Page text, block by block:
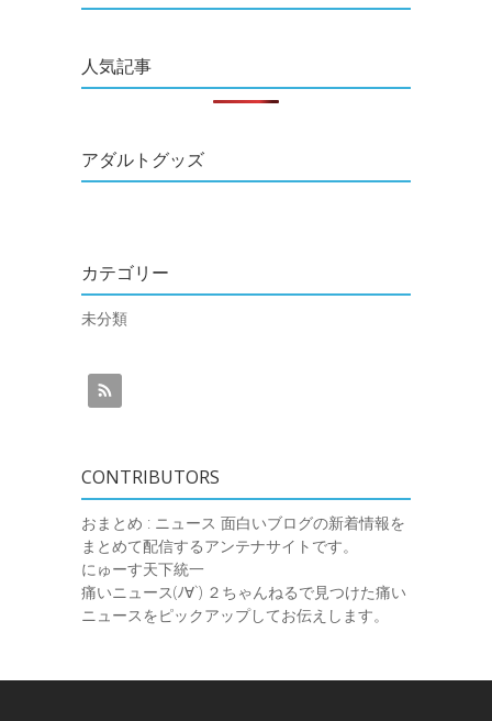
人気記事
アダルトグッズ
カテゴリー
未分類
CONTRIBUTORS
おまとめ : ニュース 面白いブログの新着情報を
まとめて配信するアンテナサイトです。
にゅーす天下統一
痛いニュース(ﾉ∀`) ２ちゃんねるで見つけた痛い
ニュースをピックアップしてお伝えします。